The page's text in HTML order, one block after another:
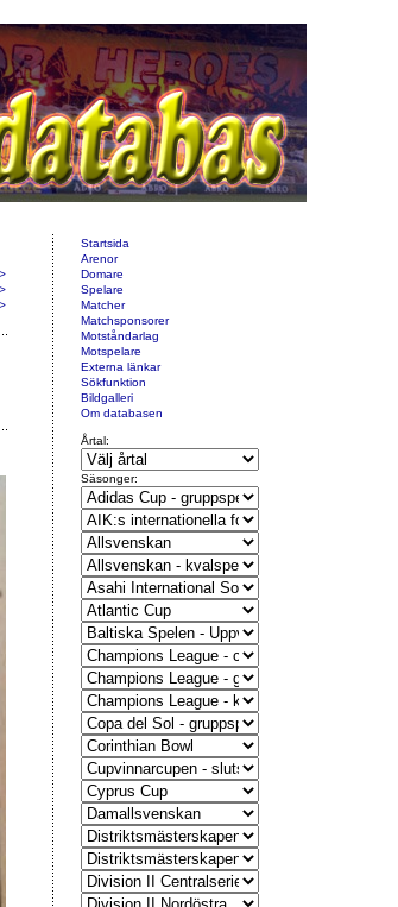
Startsida
Arenor
Domare
Spelare
Matcher
Matchsponsorer
Motståndarlag
Motspelare
Externa länkar
Sökfunktion
Bildgalleri
Om databasen
Årtal:
Säsonger: